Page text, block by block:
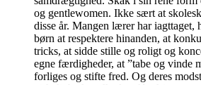
og gentlewomen. Ikke sært at
disse år. Mangen lærer har iagttaget,
børn at respektere hinanden, at
tricks, at sidde stille og roligt og
egne færdigheder, at ”tabe og vinde
forliges og stifte fred. Og deres